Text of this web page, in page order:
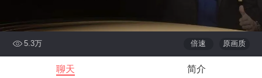
5.3万 原画质
倍速
聊天 简介
金错刀老师讲课到此结束，感谢
各位学习聆听！
下次课程预告：2月15日（周六）15:00中南财经政法大学
的创新创业》，请持续关注！也欢迎加入学习群获取更多资